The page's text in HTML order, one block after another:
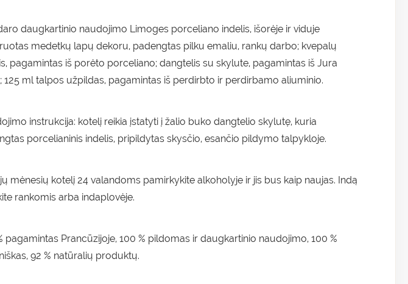
daugkartinio naudojimo Limoges porceliano indelis, išorėje ir viduje
medetkų lapų dekoru, padengtas pilku emaliu, rankų darbo; kvepalų
pagamintas iš porėto porceliano; dangtelis su skylute, pagamintas iš Jura
125 ml talpos užpildas, pagamintas iš perdirbto ir perdirbamo aliuminio.
instrukcija: kotelį reikia įstatyti į žalio buko dangtelio skylutę, kuria
porcelianinis indelis, pripildytas skysčio, esančio pildymo talpykloje.
mėnesių kotelį 24 valandoms pamirkykite alkoholyje ir jis bus kaip naujas. Indą
rankomis arba indaplovėje.
pagamintas Prancūzijoje, 100 % pildomas ir daugkartinio naudojimo, 100 %
92 % natūralių produktų.